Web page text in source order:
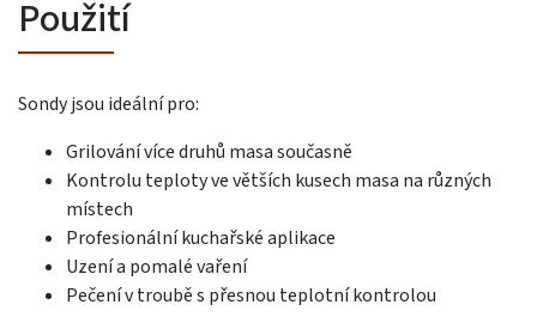
Použití
Sondy jsou ideální pro:
Grilování více druhů masa současně
Kontrolu teploty ve větších kusech masa na různých
místech
Profesionální kuchařské aplikace
Uzení a pomalé vaření
Pečení v troubě s přesnou teplotní kontrolou